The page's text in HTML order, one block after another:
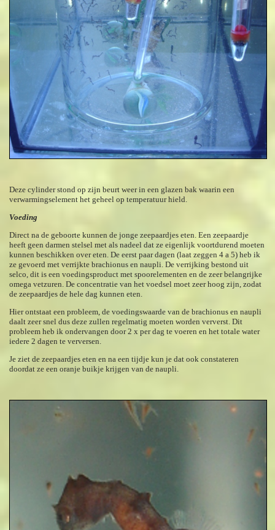
Deze cylinder stond op zijn beurt weer in een glazen bak waarin een
verwarmingselement het geheel op temperatuur hield.
Voeding
Direct na de geboorte kunnen de jonge zeepaardjes eten. Een zeepaardje
heeft geen darmen stelsel met als nadeel dat ze eigenlijk voortdurend moeten
kunnen beschikken over eten. De eerst paar dagen (laat zeggen 4 a 5) heb ik
ze gevoerd met verrijkte brachionus en naupli. De verrijking bestond uit
selco, dit is een voedingsproduct met spoorelementen en de zeer belangrijke
omega vetzuren. De concentratie van het voedsel moet zeer hoog zijn, zodat
de zeepaardjes de hele dag kunnen eten.
Hier ontstaat een probleem, de voedingswaarde van de brachionus en naupli
daalt zeer snel dus deze zullen regelmatig moeten worden ververst. Dit
probleem heb ik ondervangen door 2 x per dag te voeren en het totale water
iedere 2 dagen te verversen.
Je ziet de zeepaardjes eten en na een tijdje kun je dat ook constateren
doordat ze een oranje buikje krijgen van de naupli.